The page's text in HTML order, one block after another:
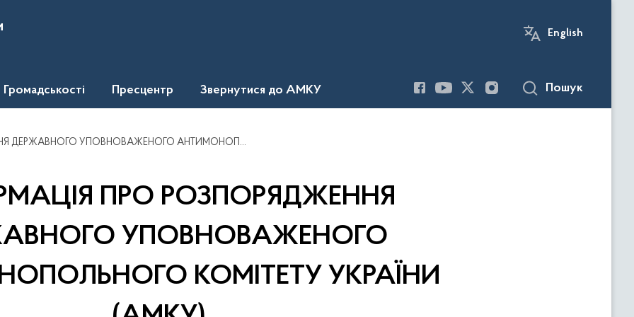
English
Громадськості Пресцентр Звернутися до АМКУ Пошук
УПОВНОВАЖЕНОГО АНТИМОНОПОЛЬНОГО КОМІТЕТУ УКРАЇНИ (АМКУ)
ПРО РОЗПОРЯДЖЕННЯ
УПОВНОВАЖЕНОГО
КОМІТЕТУ УКРАЇНИ